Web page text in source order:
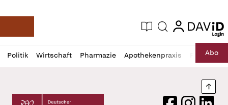
Deutsche Apotheker Zeitung
Aktuelle Ausgabe
Suche login
login
Politik Wirtschaft Pharmazie Apothekenpraxis RechtAbo
Profil
öffnen
Daz
Pur
Deutscher Apotheker Verlag Logo
FacebookInstagram